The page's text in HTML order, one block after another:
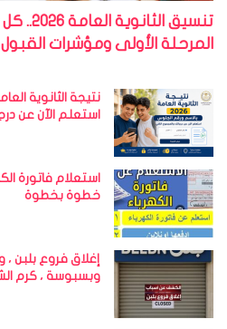
تنسيق
المرحلة الأولى ومؤشرات القبول
استعلم الآن عن
استعلام فاتورة
خطوة بخطوة
إغلاق فروع بلبن
وبسبوسة ، كرم